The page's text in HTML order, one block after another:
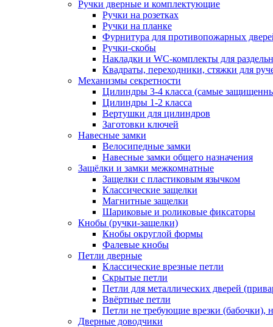
Ручки дверные и комплектующие
Ручки на розетках
Ручки на планке
Фурнитура для противопожарных
Ручки-скобы
Накладки и WC-комплекты для
Квадраты, переходники, стяжки для
Механизмы секретности
Цилиндры 3-4 класса (самые
Цилиндры 1-2 класса
Вертушки для цилиндров
Заготовки ключей
Навесные замки
Велосипедные замки
Навесные замки общего назначения
Защёлки и замки межкомнатные
Защелки с пластиковым язычком
Классические защелки
Магнитные защелки
Шариковые и роликовые фиксаторы
Кнобы (ручки-защелки)
Кнобы округлой формы
Фалевые кнобы
Петли дверные
Классические врезные петли
Скрытые петли
Петли для металлических дверей
Ввёртные петли
Петли не требующие врезки (бабочки),
Дверные доводчики